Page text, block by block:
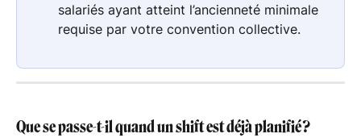
salariés ayant atteint l’ancienneté minimale
requise par votre convention collective.
Que se passe-t-il quand un shift est déjà planifié ?